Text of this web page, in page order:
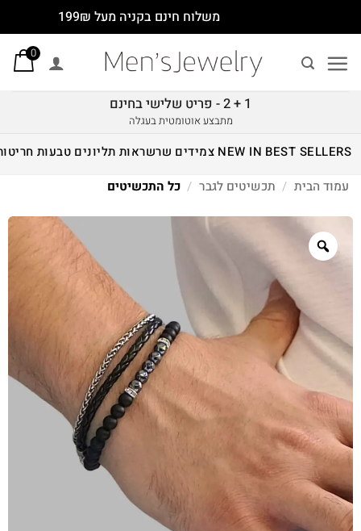
משלוח חינם בקניה מעל 199₪
0
1 + 2 - פריט שלישי בחינם
מתבצע אוטומטית בעגלה
BEST SELLERS
NEW IN צמידים שרשראותתליונים טבעותחריטות
עמוד הבית
/ תכשיטים לגבר / כל התכשיטים
Zoom